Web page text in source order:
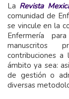
La Revista
comunidad de
se vincule en la
Enfermería
manuscritos
contribuciones a
ámbito ya sea:
de gestión o
diversas